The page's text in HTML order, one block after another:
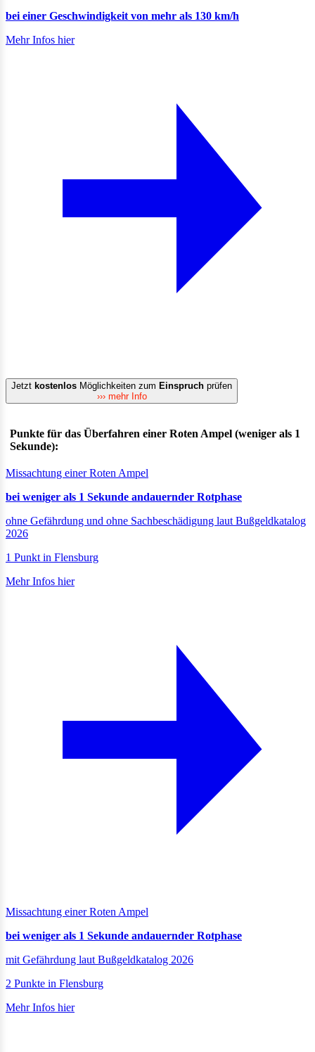
bei einer Geschwindigkeit von mehr als 130 km/h
Mehr Infos hier
Jetzt kostenlos Möglichkeiten zum Einspruch prüfen
››› mehr Info
Punkte für das Überfahren einer Roten Ampel (weniger als 1
Sekunde):
Missachtung einer Roten Ampel
bei weniger als 1 Sekunde andauernder Rotphase
ohne Gefährdung und ohne Sachbeschädigung laut Bußgeldkatalog
2026
1 Punkt in Flensburg
Mehr Infos hier
Missachtung einer Roten Ampel
bei weniger als 1 Sekunde andauernder Rotphase
mit Gefährdung laut Bußgeldkatalog 2026
2 Punkte in Flensburg
Mehr Infos hier